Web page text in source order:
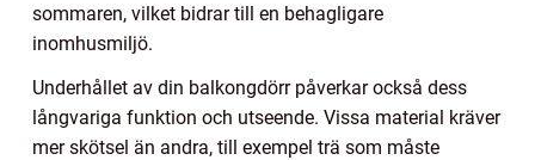
sommaren, vilket bidrar till en behagligare
inomhusmiljö.
Underhållet av din balkongdörr påverkar också dess
långvariga funktion och utseende. Vissa material kräver
mer skötsel än andra, till exempel trä som måste